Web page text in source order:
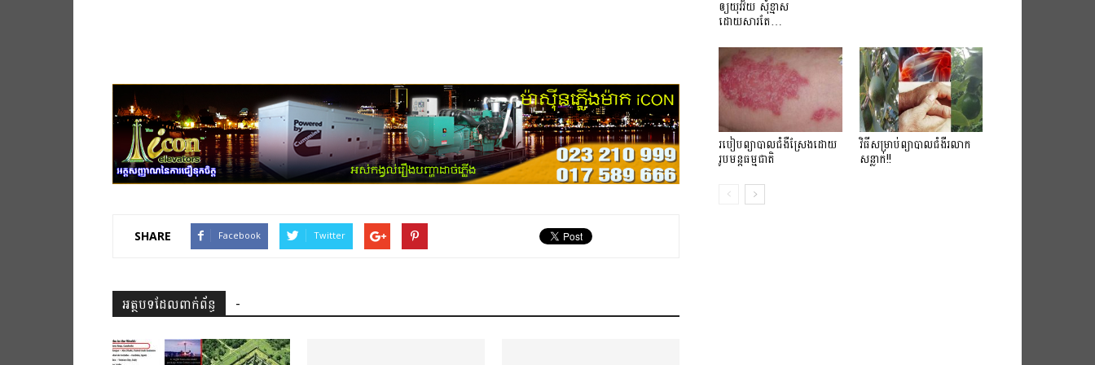
SHARE Facebook Twitter
អត្ថបទដែលពាក់ព័ន្ធ -
ឲ្យយុវវ័យ សុំខ្មាស
ដោយសារតែ…
របៀបព្យាបាលជំងឺស្រែងដោយ
រូបមន្តធម្មជាតិ
វិធីសម្រាប់ព្យាបាលជំងឺរលាក
សន្លាក់!!